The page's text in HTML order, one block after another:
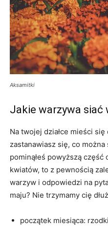
Aksamitki
Jakie warzywa siać
Na twojej działce mieści
zastanawiasz się, co
pominąłeś powyższą
kwiatów, to z pewnością
warzyw i odpowiedzi na
maju? Nie trzymamy cię
początek miesiąca: